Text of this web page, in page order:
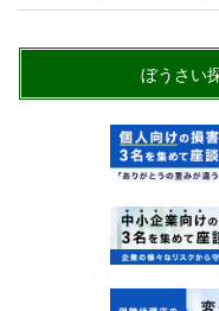
ぼうさい